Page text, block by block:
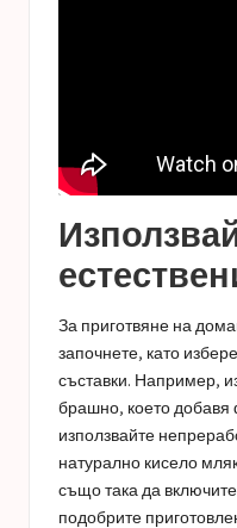
За приготвяне на
започнете, като
съставки. Например,
брашно, което добавя
използвайте
натурално кисело
също така да
подобрите